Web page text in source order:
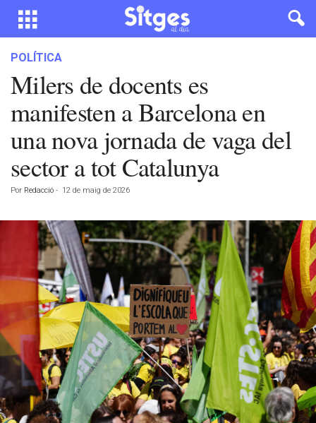
POLÍTICA
Milers de docents es
manifesten a Barcelona en
una nova jornada de vaga del
sector a tot Catalunya
Por Redacció - 12 de maig de 2026